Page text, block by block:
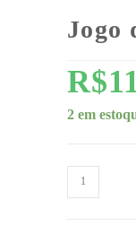
Jogo
R$
2 em